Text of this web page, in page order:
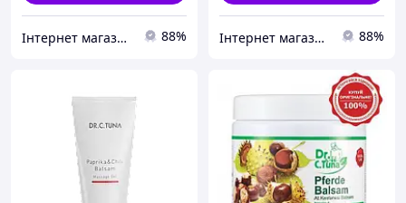
Інтернет магазин турецької продукції Фармасі 88% Інтернет магазин турецької продукції Фармасі 88%